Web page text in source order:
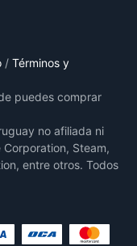
/ Términos y
puedes comprar
no afiliada ni
Steam,
entre otros. Todos